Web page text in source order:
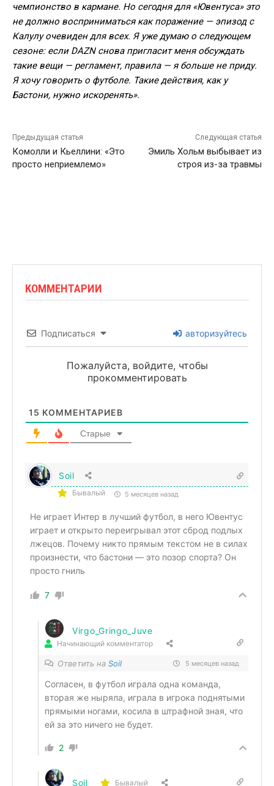
чемпионство в кармане. Но сегодня для «Ювентуса» это
не должно восприниматься как поражение — эпизод с
Калулу очевиден для всех. Я уже думаю о следующем
сезоне: если DAZN снова пригласит меня обсуждать
такие вещи — регламент, правила — я больше не приду.
Я хочу говорить о футболе. Такие действия, как у
Бастони, нужно искоренять».
Предыдущая статья
Комолли и Кьеллини: «Это
просто неприемлемо»
Следующая статья
Эмиль Хольм выбывает из
строя из-за травмы
КОММЕНТАРИИ
Подписаться авторизуйтесь
Пожалуйста, войдите, чтобы
прокомментировать
15 КОММЕНТАРИЕВ
Старые
Soil
Бывалый 5 месяцев назад
Не играет Интер в лучший футбол, в него Ювентус
играет и открыто переигрывал этот сброд подлых
лжецов. Почему никто прямым текстом не в силах
произнести, что бастони — это позор спорта? Он
просто гниль
7
Virgo_Gringo_Juve
Начинающий комментатор
Ответить на Soil 5 месяцев назад
Согласен, в футбол играла одна команда,
вторая же ныряла, играла в игрока поднятыми
прямыми ногами, косила в штрафной зная, что
ей за это ничего не будет.
2
Soil Бывалый